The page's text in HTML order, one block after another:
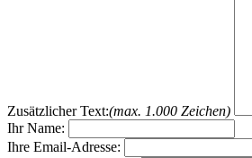
Zusätzlicher Text:(max. 1.000 Zeichen)
Ihr Name:
Ihre Email-Adresse: